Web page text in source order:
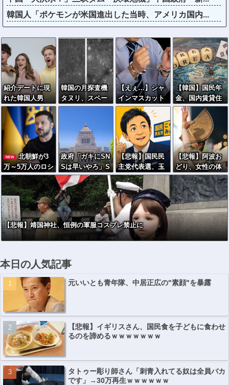
韓国人「ポケモンが米国進出した当時、アメリカ国内...
紹介デートに現
れた韓国人男
性、まさかの
「全身登山服」
で女性困惑ｗｗ
ｗｗｗ
韓国の月探査機
タヌリ、スペー
スX「ファルコ
面に衝突する様
子を撮影！
【えぇ…】シャ
インマスカット
約200房を盗ん
だ男の自宅を調
べた結果ｗｗｗ
ｗｗｗｗｗ
【韓国】国民年
金、国内賃貸住
宅に本格投資
へ…家賃上昇を
見込む
NEW
北朝鮮が3
万～5万人のロシ
ア派兵決定、ゼ
レンスキー大統
領「韓国が我々
に協力すべ
き」！
政府「ガキにSN
Sは早いやろ」S
NS年齢制限法案
提出検討
【悲報】国民民
主党代表選、玉
木雄一郎氏と30
歳若手の一騎打
ちへ → 榛葉幹
事長の不出馬に
ネットで疑問噴
出 ｗｗｗｗｗｗ
ｗｗｗｗｗｗｗ
【悲報】阿波お
どり、女性の体
を狙った盗撮動
画が横行「悲し
いし、気持ち悪
い」
【悲報】靖国神社、恒例の軍服コスプレ禁止に
本日の人気記事
元いいとも青年隊、中居正広の"素顔"を暴露
【悲報】イギリスさん、国民食を子どもに食わせ
るのを諦めるｗｗｗｗｗｗｗ
タトゥー彫り師さん「刺青入れてる奴は全員バカ
です」→30万再生ｗｗｗｗｗｗ